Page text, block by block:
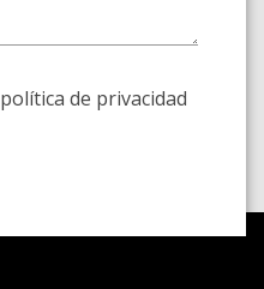
política de privacidad